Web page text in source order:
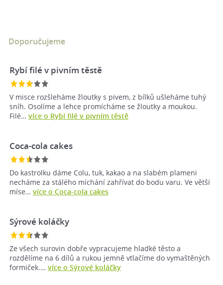
Doporučujeme
Rybí filé v pivním těstě
V misce rozšleháme žloutky s pivem, z bílků ušleháme tuhý
sníh. Osolíme a lehce promícháme se žloutky a moukou.
Filé… více o Rybí filé v pivním těstě
Coca-cola cakes
Do kastrolku dáme Colu, tuk, kakao a na slabém plameni
necháme za stálého míchání zahřívat do bodu varu. Ve větší
míse… více o Coca-cola cakes
Sýrové koláčky
Ze všech surovin dobře vypracujeme hladké těsto a
rozdělíme na 6 dílů a rukou jemně vtlačíme do vymaštěných
formiček.… více o Sýrové koláčky